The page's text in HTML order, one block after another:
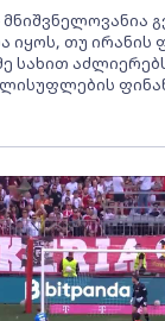
მნიშვნელოვანია
იყოს, თუ ირანის
სახით